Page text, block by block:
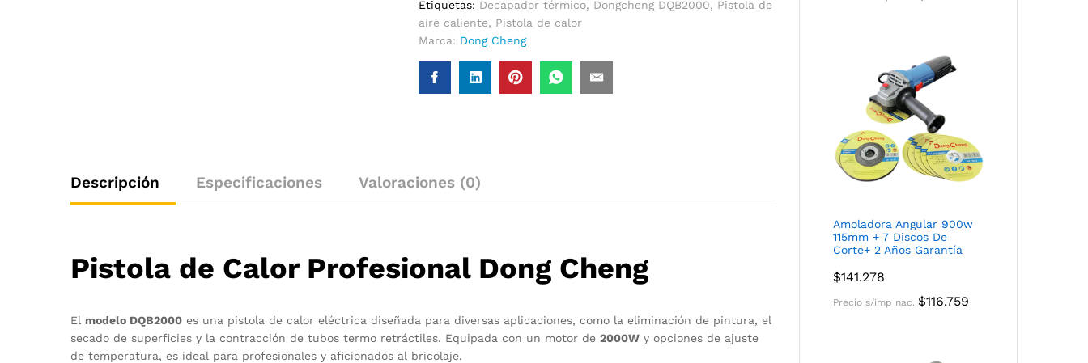
Etiquetas: Decapador térmico, Dongcheng DQB2000, Pistola de
aire caliente, Pistola de calor
Marca: Dong Cheng
Descripción Especificaciones Valoraciones (0)
Pistola de Calor Profesional Dong Cheng
El modelo DQB2000 es una pistola de calor eléctrica diseñada para diversas aplicaciones, como la eliminación de pintura, el
secado de superficies y la contracción de tubos termo retráctiles. Equipada con un motor de 2000W y opciones de ajuste
de temperatura, es ideal para profesionales y aficionados al bricolaje.
Amoladora Angular 900w
115mm + 7 Discos De
Corte+ 2 Años Garantía
$141.278
Precio s/imp nac. $116.759